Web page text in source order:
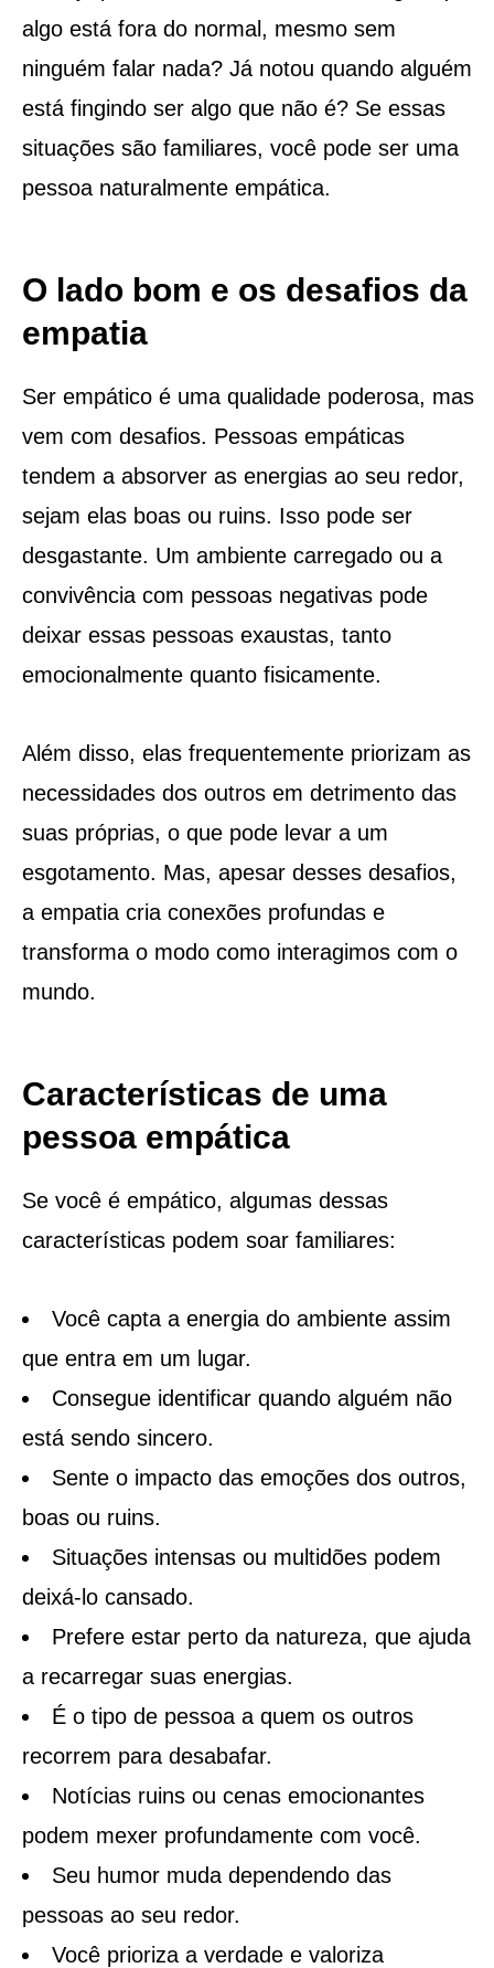
algo está fora do normal, mesmo sem
ninguém falar nada? Já notou quando alguém
está fingindo ser algo que não é? Se essas
situações são familiares, você pode ser uma
pessoa naturalmente empática.
O lado bom e os desafios da
empatia
Ser empático é uma qualidade poderosa, mas
vem com desafios. Pessoas empáticas
tendem a absorver as energias ao seu redor,
sejam elas boas ou ruins. Isso pode ser
desgastante. Um ambiente carregado ou a
convivência com pessoas negativas pode
deixar essas pessoas exaustas, tanto
emocionalmente quanto fisicamente.
Além disso, elas frequentemente priorizam as
necessidades dos outros em detrimento das
suas próprias, o que pode levar a um
esgotamento. Mas, apesar desses desafios,
a empatia cria conexões profundas e
transforma o modo como interagimos com o
mundo.
Características de uma
pessoa empática
Se você é empático, algumas dessas
características podem soar familiares:
Você capta a energia do ambiente assim
que entra em um lugar.
Consegue identificar quando alguém não
está sendo sincero.
Sente o impacto das emoções dos outros,
boas ou ruins.
Situações intensas ou multidões podem
deixá-lo cansado.
Prefere estar perto da natureza, que ajuda
a recarregar suas energias.
É o tipo de pessoa a quem os outros
recorrem para desabafar.
Notícias ruins ou cenas emocionantes
podem mexer profundamente com você.
Seu humor muda dependendo das
pessoas ao seu redor.
Você prioriza a verdade e valoriza